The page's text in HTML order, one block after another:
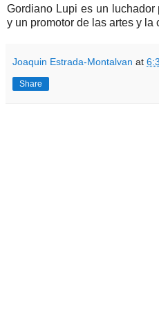
Gordiano Lupi es un
y un promotor de las artes y la
Joaquin Estrada-Montalvan at
Share